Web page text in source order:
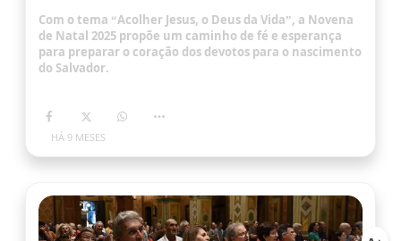
Com o tema “Acolher Jesus, o Deus da Vida”, a Novena
de Natal 2025 propõe um caminho de fé e esperança
para preparar o coração dos devotos para o nascimento
do Salvador.
HÁ 9 MESES